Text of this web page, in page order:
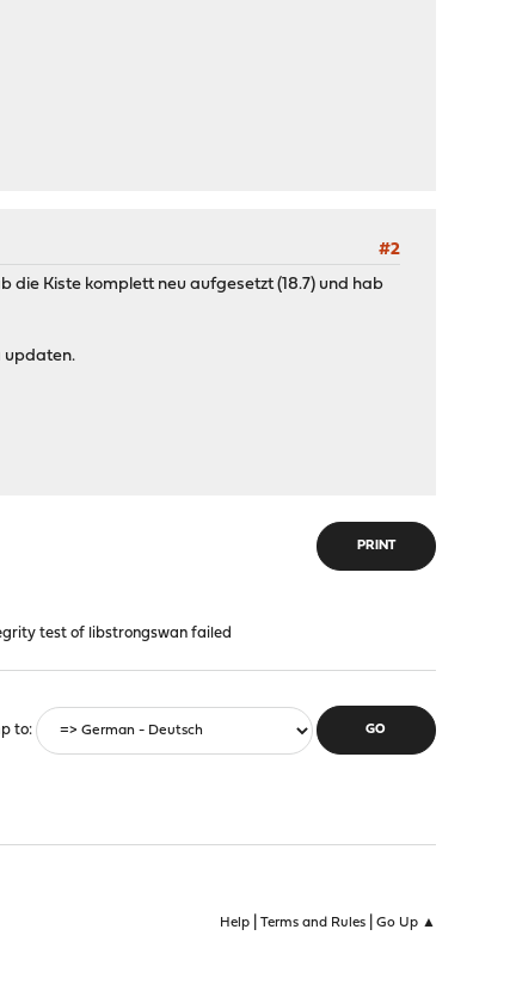
#2
die Kiste komplett neu aufgesetzt (18.7) und hab
updaten.
PRINT
test of libstrongswan failed
to
Help| Terms and Rules| Go Up ▲